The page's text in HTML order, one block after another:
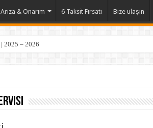
Arıza & Onarım 6 Taksit Fırsatı Bize ulaşın
2025 – 2026